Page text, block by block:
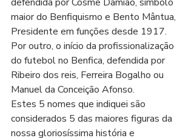
maior do Benfiquismo e Bento Mântua,
Presidente em funções desde 1917.
Por outro, o início da profissionalização
do futebol no Benfica, defendida por
Ribeiro dos reis, Ferreira Bogalho ou
Manuel da Conceição Afonso.
Estes 5 nomes que indiquei são
considerados 5 das maiores figuras da
nossa gloriosíssima história e